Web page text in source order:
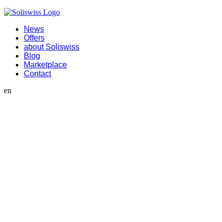
News
Offers
about Soliswiss
Blog
Marketplace
Contact
en